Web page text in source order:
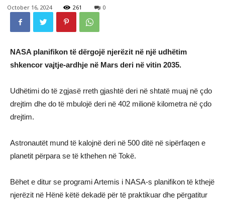
October 16, 2024 261 0
NASA planifikon të dërgojë njerëzit në një udhëtim
shkencor vajtje-ardhje në Mars deri në vitin 2035.
Udhëtimi do të zgjasë rreth gjashtë deri në shtatë muaj në çdo
drejtim dhe do të mbulojë deri në 402 milionë kilometra në çdo
drejtim.
Astronautët mund të kalojnë deri në 500 ditë në sipërfaqen e
planetit përpara se të kthehen në Tokë.
Bëhet e ditur se programi Artemis i NASA-s planifikon të kthejë
njerëzit në Hënë këtë dekadë për të praktikuar dhe përgatitur